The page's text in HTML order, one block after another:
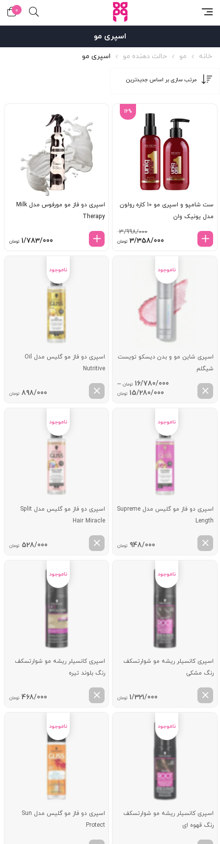
0
اسپری مو
خانه مو حالت دهنده مو اسپری مو
16%
ست شامپو و اسپری مو 10 کاره رولون
مدل یونیک وان
3/998/000
قیمت
بود.
3/358/000 تومانقیمت
فعلی:
اسپری دو فاز مو مورفوس مدل Milk
Therapy
1/783/000 تومان
اسپری شاین مو و بدن دیسکو تویست
شیگلم
16/780/000 تومان –
15/280/000 تومانPrice
range:
اسپری دو فاز مو گلیس مدل Oil
Nutritive
898/000 تومان
اسپری دو فاز مو گلیس مدل Supreme
Length
948/000 تومان
اسپری دو فاز مو گلیس مدل Split
Hair Miracle
528/000 تومان
اسپری کانسیلر ریشه مو شوارتسکف
رنگ مشکی
1/321/000 تومان
اسپری کانسیلر ریشه مو شوارتسکف
رنگ بلوند تیره
468/000 تومان
اسپری کانسیلر ریشه مو شوارتسکف
رنگ قهوه ای
اسپری دو فاز مو گلیس مدل Sun
Protect